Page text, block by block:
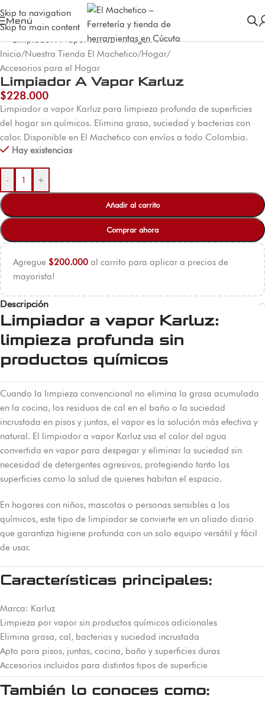
Skip to navigation
Skip to main content
Menú
Inicio/Nuestra Tienda El Machetico/Hogar/
Accesorios para el Hogar
Limpiador A Vapor Karluz
$228.000
Limpiador a vapor Karluz para limpieza profunda de superficies
del hogar sin químicos. Elimina grasa, suciedad y bacterias con
calor. Disponible en El Machetico con envíos a todo Colombia.
Hay existencias
- +
Añadir al carrito
Comprar ahora
Agregue $200.000 al carrito para aplicar a precios de
mayorista!
Descripción
Limpiador a vapor Karluz:
limpieza profunda sin
productos químicos
Cuando la limpieza convencional no elimina la grasa acumulada
en la cocina, los residuos de cal en el baño o la suciedad
incrustada en pisos y juntas, el vapor es la solución más efectiva y
natural. El limpiador a vapor Karluz usa el calor del agua
convertida en vapor para despegar y eliminar la suciedad sin
necesidad de detergentes agresivos, protegiendo tanto las
superficies como la salud de quienes habitan el espacio.
En hogares con niños, mascotas o personas sensibles a los
químicos, este tipo de limpiador se convierte en un aliado diario
que garantiza higiene profunda con un solo equipo versátil y fácil
de usar.
Características principales:
Marca: Karluz
Limpieza por vapor sin productos químicos adicionales
Elimina grasa, cal, bacterias y suciedad incrustada
Apto para pisos, juntas, cocina, baño y superficies duras
Accesorios incluidos para distintos tipos de superficie
También lo conoces como: